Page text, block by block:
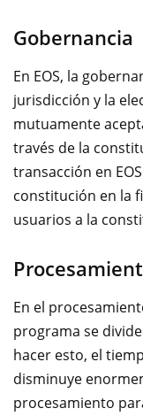
Gobernancia
En EOS, la
jurisdicción y la
mutuamente
través de la
transacción en
constitución en la
usuarios a la
En el
programa se
hacer esto, el
disminuye
procesamiento